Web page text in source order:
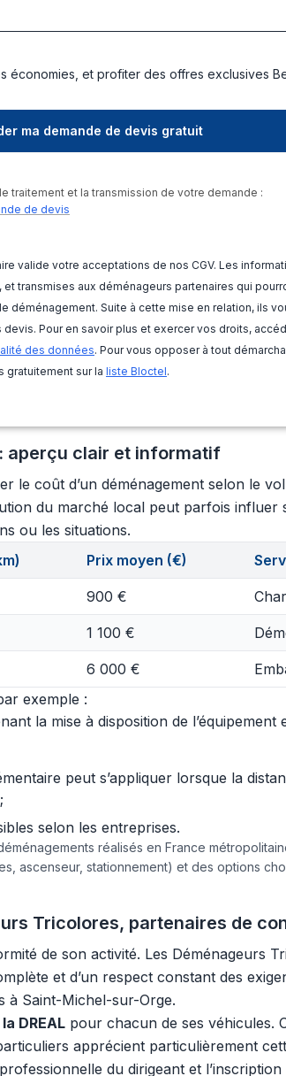
économies, et profiter des offres exclusives
traitement et la transmission de votre demande :
de devis
valide votre acceptations de nos CGV. Les
transmises aux déménageurs partenaires qui
déménagement. Suite à cette mise en relation, ils
Pour en savoir plus et exercer vos droits,
des données. Pour vous opposer à tout
gratuitement sur la liste Bloctel.
aperçu clair et informatif
le coût d’un déménagement selon le
du marché local peut parfois
ou les situations.
Prix moyen (€)
900 €
1 100 €
6 000 €
exemple :
la mise à disposition de l’équipement
peut s’appliquer lorsque la
selon les entreprises.
réalisés en France
ascenseur, stationnement) et des options
Tricolores, partenaires de
de son activité. Les Déménageurs
et d’un respect constant des
à Saint-Michel-sur-Orge.
DREAL pour chacun de ses véhicules.
apprécient particulièrement
du dirigeant et